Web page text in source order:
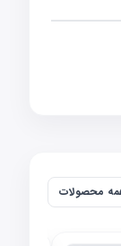
محصولات